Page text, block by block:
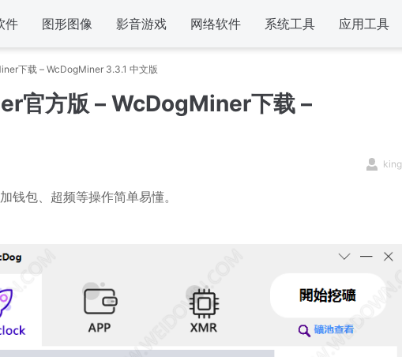
件 图形图像 影音游戏 网络软件 系统工具 应用工具
下载 – WcDogMiner 3.3.1 中文版
官方版 – WcDogMiner下载 –
king
包、超频等操作简单易懂。